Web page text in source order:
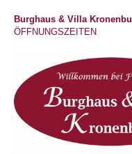
Burghaus & Villa
ÖFFNUNGSZEITEN